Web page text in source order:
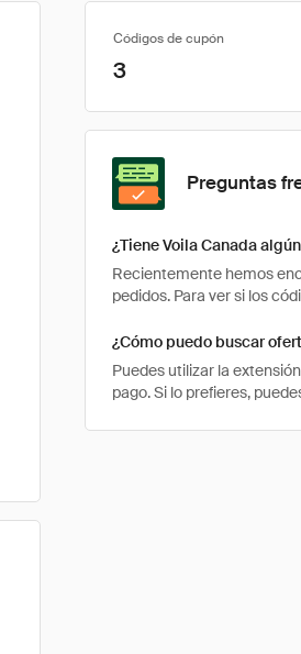
Códigos de cupón
3
Preguntas
¿Tiene Voila Canada
Recientemente hemos
pedidos. Para ver si los
¿Cómo puedo buscar
Puedes utilizar la
pago. Si lo prefieres,